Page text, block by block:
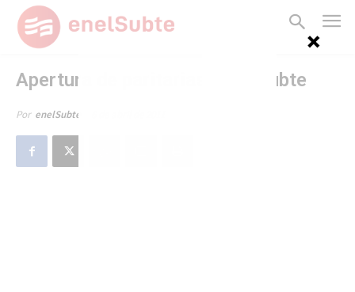
Apertura de paritarias en el Subte
Por enelSubte